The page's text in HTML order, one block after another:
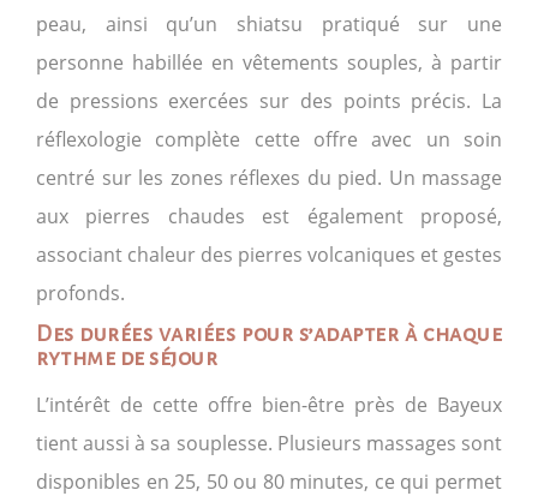
peau, ainsi qu’un shiatsu pratiqué sur une
personne habillée en vêtements souples, à partir
de pressions exercées sur des points précis. La
réflexologie complète cette offre avec un soin
centré sur les zones réflexes du pied. Un massage
aux pierres chaudes est également proposé,
associant chaleur des pierres volcaniques et gestes
profonds.
Des durées variées pour s’adapter à chaque
rythme de séjour
L’intérêt de cette offre bien-être près de Bayeux
tient aussi à sa souplesse. Plusieurs massages sont
disponibles en 25, 50 ou 80 minutes, ce qui permet